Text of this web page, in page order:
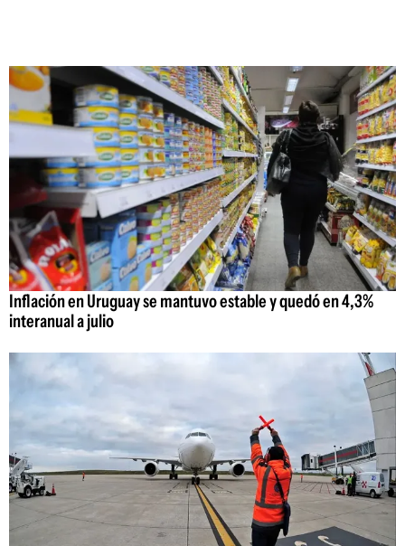
Inflación en Uruguay se mantuvo estable y quedó en 4,3%
interanual a julio